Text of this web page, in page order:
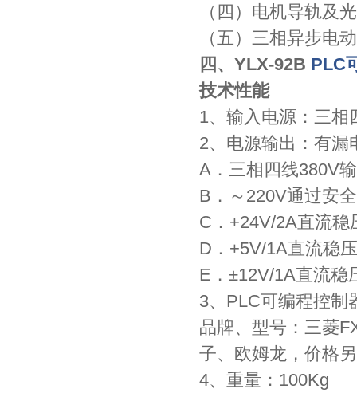
（四）电机导轨及
（五）三相异步电
四、YLX-92B PLC
技术性能
1、输入电源：三相
2、电源输出：有漏
A．三相四线380V
B．～220V通过安
C．+24V/2A直流稳
D．+5V/1A直流稳
E．±12V/1A直流稳
3、PLC可编程控制
品牌、型号：三菱
子、欧姆龙，价格
4、重量：100Kg